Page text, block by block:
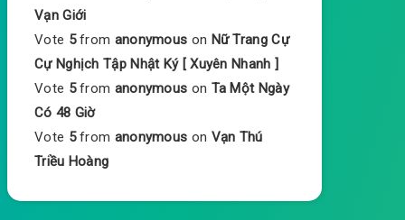
Vạn Giới
Vote 5 from anonymous on Nữ Trang Cự
Cự Nghịch Tập Nhật Ký [ Xuyên Nhanh ]
Vote 5 from anonymous on Ta Một Ngày
Có 48 Giờ
Vote 5 from anonymous on Vạn Thú
Triều Hoàng